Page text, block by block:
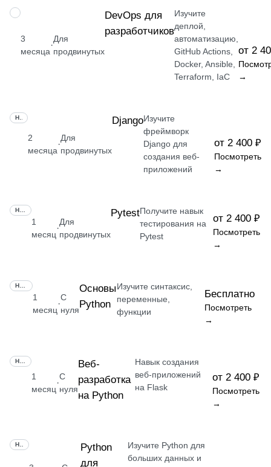
ПРОФЕССИЯ
3
месяца
·
Для
продвинутых
DevOps для
разработчиков
Изучите
деплой,
автоматизацию,
GitHub Actions,
Docker, Ansible,
Terraform, IaC
от 2
→
2
месяца
·
Для
продвинутых
DjangoИзучите
фреймворк
Django для
создания веб-
приложений
от 2 400 ₽
Посмотреть
→
1
месяц
·
Для
продвинутых
PytestПолучите навык
тестирования на
Pytest
от 2 400 ₽
Посмотреть
→
1
месяц
·
С
нуля
Основы
Python
Изучите синтаксис,
переменные,
функции
Бесплатно
Посмотреть
→
1
месяц
·
С
нуля
Веб-
разработка
на Python
Навык создания
веб-приложений
на Flask
от 2 400 ₽
Посмотреть
→
Python
для
Изучите Python для
больших данных и